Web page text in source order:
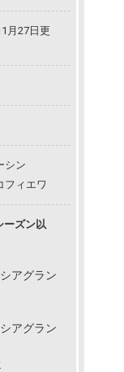
月27日更
シン
フィエワ
ーズン以
アグラン
アグラン